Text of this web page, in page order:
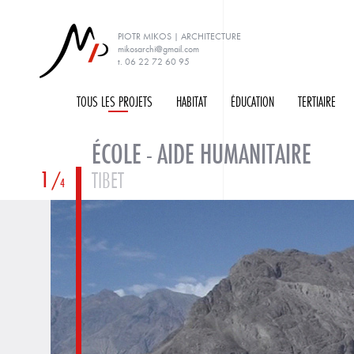
PIOTR MIKOS | ARCHITECTURE
mikosarchi@gmail.com
t. 06 22 72 60 95
TOUS LES PROJETS HABITAT ÉDUCATION TERTIAIRE
PRÉCÉDENT
1 4
ÉCOLE - AIDE HUMANITAIRE
TIBET